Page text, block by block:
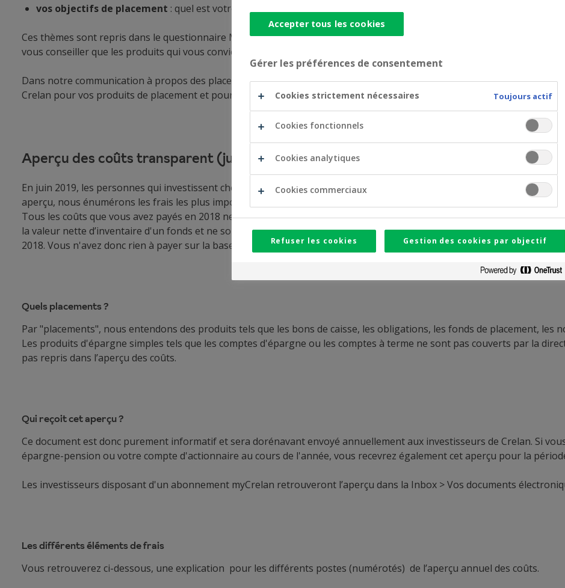
vos objectifs de placement : quel est votre horizon de placements? Quel niveau de risque êtes-vous prêt à prendre ?
Ces thèmes sont repris dans le questionnaire MiFID. Ainsi, votre agent est en mesure d'élaborer une stratégie de
vous conseiller que les produits qui vous conviennent.
Dans notre communication à propos des placements, nous essayons d’être le plus transparent possible en vous tenant
Crelan pour vos produits de placement et pour les services en la matière.
Aperçu des coûts transparent (juin 2019)
En juin 2019, les personnes qui investissent chez Crelan recevront pour la première fois l’aperçu annuel des coûts de
aperçu, nous énumérons les frais les plus importants que vous avez réellement payés pour l'achat et la gestion de vos
Tous les coûts que vous avez payés en 2018 ne se retrouvent pas sur vos extraits. Ainsi, par exemple, les frais de
la valeur nette d’inventaire d'un fonds et ne sont donc pas débités d'un compte. En résumé, tous les frais et taxes
2018. Vous n'avez donc rien à payer sur la base de ce document.
Quels placements ?
Par "placements", nous entendons des produits tels que les bons de caisse, les obligations, les fonds de placement,
Les produits d'épargne simples tels que les comptes d'épargne ou les comptes à terme ne sont pas couverts par la
pas repris dans l’aperçu des coûts.
Qui reçoit cet aperçu ?
Ce document est donc purement informatif et sera dorénavant envoyé annuellement aux investisseurs de Crelan. Si
épargne-pension ou votre compte d'actionnaire au cours de l'année, vous recevrez également cet aperçu pour la
Les investisseurs disposant d'un abonnement myCrelan retrouveront l’aperçu dans la Inbox > Vos documents
Les différents éléments de frais
Vous retrouverez ci-dessous, une explication pour les différents postes (numérotés) de l’aperçu annuel des coûts.
Accepter tous les cookies
Gérer les préférences de consentement
Cookies strictement nécessaires Toujours actif
Cookies fonctionnels
Cookies analytiques
Cookies commerciaux
Refuser les cookies Gestion des cookies par objectif